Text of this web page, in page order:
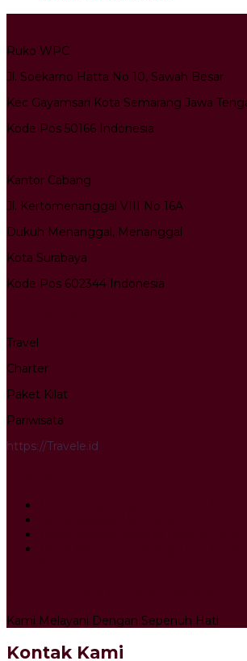
Ruko WPC
Jl. Soekarno Hatta No 10, Sawah Besar
Kec Gayamsari Kota Semarang Jawa
Kode Pos 50166 Indonesia
Kantor Cabang
Jl. Kertomenanggal VIII No 16A
Dukuh Menanggal, Menanggal
Kota Surabaya
Kode Pos 602344 Indonesia
Travel
Charter
Paket Kilat
Pariwisata
https://Travele.id
Kami Melayani Dengan Sepenuh Hati
Kontak Kami